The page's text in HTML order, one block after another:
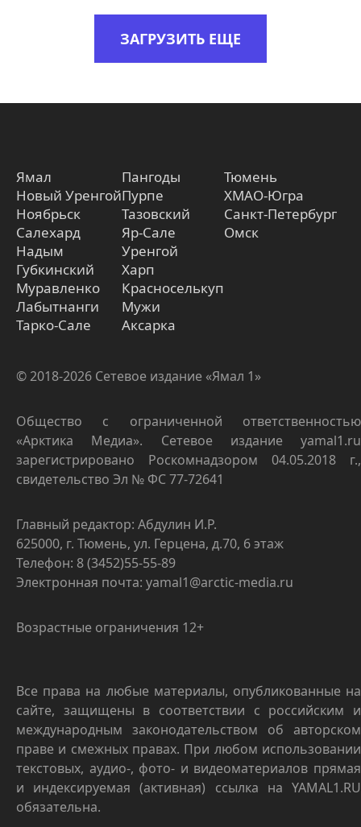
ЗАГРУЗИТЬ ЕЩЕ
Ямал
Новый Уренгой
Ноябрьск
Салехард
Надым
Губкинский
Муравленко
Лабытнанги
Тарко-Сале
Пангоды
Пурпе
Тазовский
Яр-Сале
Уренгой
Харп
Красноселькуп
Мужи
Аксарка
Тюмень
ХМАО-Югра
Санкт-Петербург
Омск
© 2018-2026 Сетевое издание «Ямал 1»
Общество с ограниченной ответственностью
«Арктика Медиа». Сетевое издание yamal1.ru
зарегистрировано Роскомнадзором 04.05.2018 г.,
свидетельство Эл № ФС 77-72641
Главный редактор: Абдулин И.Р.
625000, г. Тюмень, ул. Герцена, д.70, 6 этаж
Телефон: 8 (3452)55-55-89
Электронная почта: yamal1@arctic-media.ru
Возрастные ограничения 12+
Все права на любые материалы, опубликованные на
сайте, защищены в соответствии с российским и
международным законодательством об авторском
праве и смежных правах. При любом использовании
текстовых, аудио-, фото- и видеоматериалов прямая
и индексируемая (активная) ссылка на YAMAL1.RU
обязательна.